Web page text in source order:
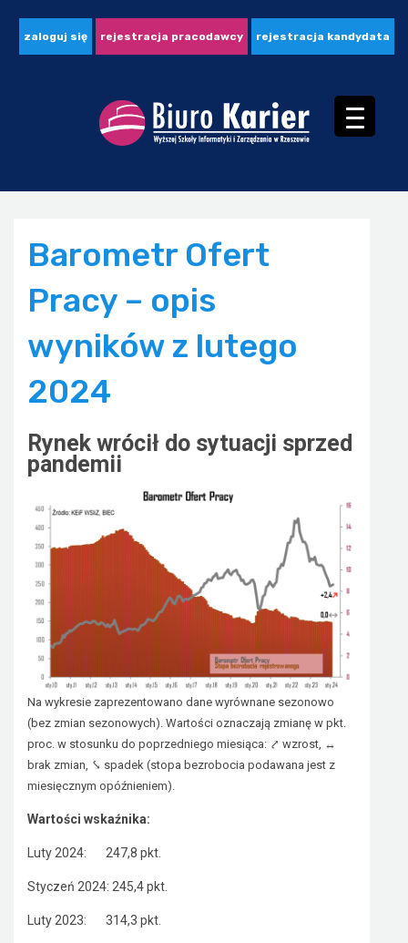
zaloguj się rejestracja pracodawcy rejestracja kandydata
Barometr Ofert
Pracy – opis
wyników z lutego
2024
Rynek wrócił do sytuacji sprzed
pandemii
Na wykresie zaprezentowano dane wyrównane sezonowo
(bez zmian sezonowych). Wartości oznaczają zmianę w pkt.
proc. w stosunku do poprzedniego miesiąca: ⤤ wzrost, ↔
brak zmian, ⤥ spadek (stopa bezrobocia podawana jest z
miesięcznym opóźnieniem).
Wartości wskaźnika:
Luty 2024: 247,8 pkt.
Styczeń 2024: 245,4 pkt.
Luty 2023: 314,3 pkt.